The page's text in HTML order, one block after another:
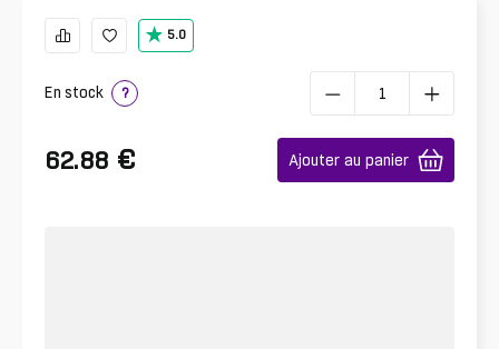
5.0
En stock ?
62.88 € Ajouter au panier